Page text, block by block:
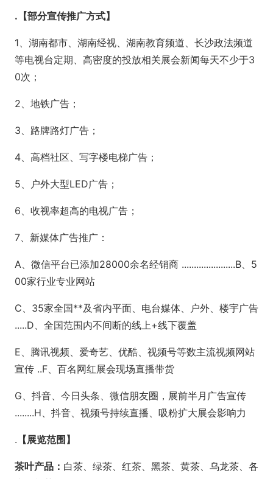
. 【部分宣传推广方式】
1、湖南都市、湖南经视、湖南教育频道、长沙政法频道
等电视台定期、高密度的投放相关展会新闻每天不少于3
0次；
2、地铁广告；
3、路牌路灯广告；
4、高档社区、写字楼电梯广告；
5、户外大型LED广告；
6、收视率超高的电视广告；
7、新媒体广告推广：
A、微信平台已添加28000余名经销商 ......................B、5
00家行业专业网站
C、35家全国**及省内平面、电台媒体、户外、楼宇广告
.....D、全国范围内不间断的线上+线下覆盖
E、腾讯视频、爱奇艺、优酷、视频号等数主流视频网站
宣传 ..F、百名网红展会现场直播带货
G、抖音、今日头条、微信朋友圈，展前半月广告宣传
........H、抖音、视频号持续直播、吸粉扩大展会影响力
. 【展览范围】
茶叶产品： 白茶、绿茶、红茶、黑茶、黄茶、乌龙茶、各